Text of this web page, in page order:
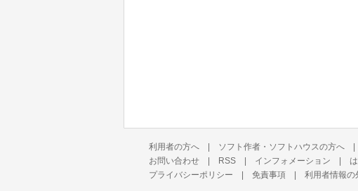
利用者の方へ | ソフト作者・ソフトハウスの方へ
お問い合わせ | RSS | インフォメーション |
プライバシーポリシー | 免責事項 | 利用者情報の